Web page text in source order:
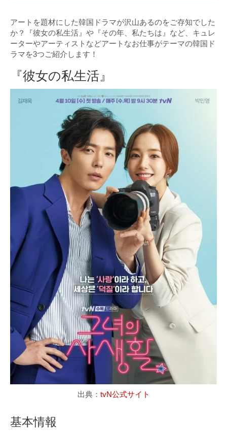
アートを題材にした韓国ドラマが沢山あるのをご存知でした
か？『彼女の私生活』や『その年、私たちは』など、キュレ
ーターやアーティストなどアートなお仕事がテーマの韓国ド
ラマを3つご紹介します！
『彼女の私生活』
出典： tvN公式サイト
基本情報